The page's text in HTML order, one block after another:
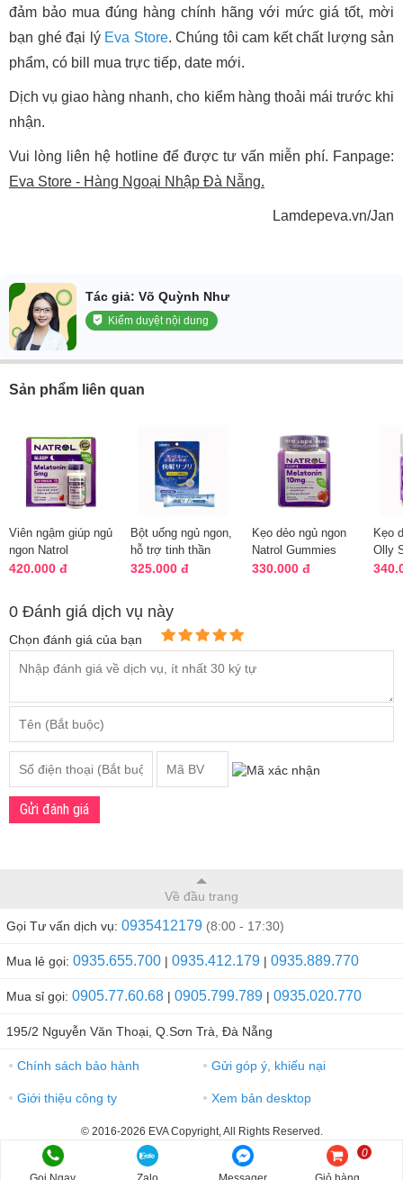
đảm bảo mua đúng hàng chính hãng với mức giá tốt, mời
bạn ghé đại lý Eva Store. Chúng tôi cam kết chất lượng sản
phẩm, có bill mua trực tiếp, date mới.
Dịch vụ giao hàng nhanh, cho kiểm hàng thoải mái trước khi
nhận.
Vui lòng liên hệ hotline để được tư vấn miễn phí. Fanpage:
Eva Store - Hàng Ngoại Nhập Đà Nẵng.
Lamdepeva.vn/Jan
Tác giả: Võ Quỳnh Như
Kiểm duyệt nội dung
Sản phẩm liên quan
Viên ngậm giúp ngủ
ngon Natrol
Melatonin Sleep
420.000 đ
Bột uống ngủ ngon,
hỗ trợ tinh thần
Orihiro 14 gói của
325.000 đ
Kẹo dẻo ngủ ngon
Natrol Gummies
Melatonin 10mg
330.000 đ
Kẹo
Olly
0 Đánh giá dịch vụ này
Chọn đánh giá của bạn
Gửi đánh giá
Về đầu trang
Gọi Tư vấn dịch vụ: 0935412179 (8:00 - 17:30)
Mua lẻ gọi: 0935.655.700 | 0935.412.179 | 0935.889.770
Mua sỉ gọi: 0905.77.60.68 | 0905.799.789 | 0935.020.770
195/2 Nguyễn Văn Thoại, Q.Sơn Trà, Đà Nẵng
● Chính sách bảo hành ● Gửi góp ý, khiếu nại
● Giới thiệu công ty ● Xem bản desktop
© 2016-2026 EVA Copyright, All Rights Reserved.
0